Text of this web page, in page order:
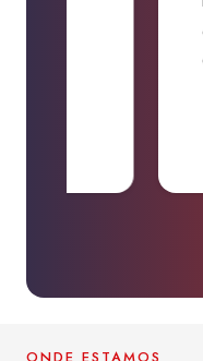
de um
ONDE ESTAMOS